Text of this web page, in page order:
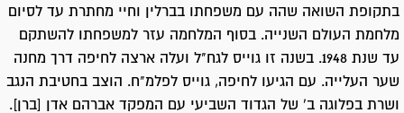
בתקופת השואה שהה עם משפחתו בברלין וחיי מחתרת עד לסיום
מלחמת העולם השנייה. בסוף המלחמה עזר למשפחתו להשתקם
עד שנת 1948. בשנה זו גוייס לגח"ל ועלה ארצה לחיפה דרך מחנה
שער העלייה. עם הגיעו לחיפה, גוייס לפלמ"ח. הוצב בחטיבת הנגב
ושרת בפלוגה ב' של הגדוד השביעי עם המפקד אברהם אדן [ברן].